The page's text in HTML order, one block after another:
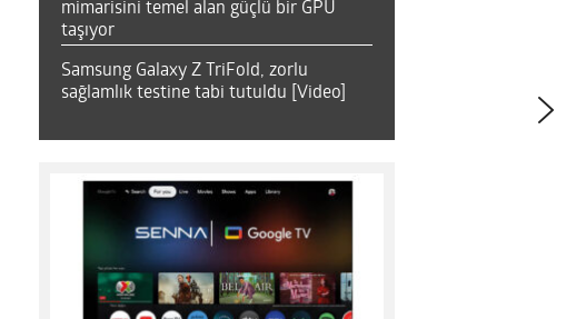
mimarisini temel alan güçlü bir GPU
taşıyor
Samsung Galaxy Z TriFold, zorlu
sağlamlık testine tabi tutuldu [Video]